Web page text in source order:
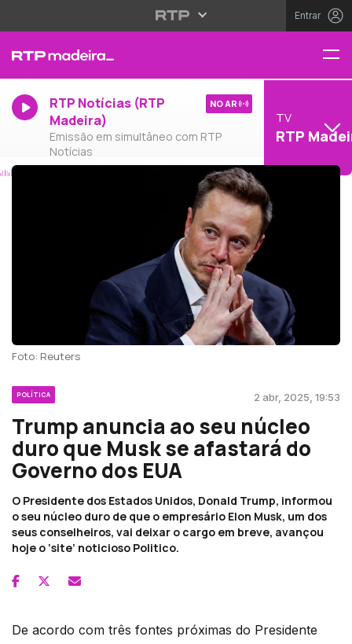
Entrar
RTP Notícias (RTP
Madeira)
Emissão em simultâneo com RTP
Notícias
NO AR
TV
RTP
Foto: Reuters
POLÍTICA 2 abr, 2025, 19:53
Trump anuncia ao seu núcleo
duro que Musk se afastará do
Governo dos EUA
O Presidente dos Estados Unidos, Donald Trump, informou
o seu núcleo duro de que o empresário Elon Musk, um dos
seus conselheiros, vai deixar o cargo em breve, avançou
hoje o ‘site’ noticioso Politico.
De acordo com três fontes próximas do Presidente